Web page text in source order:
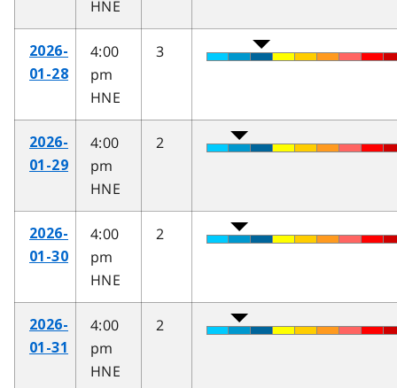
HNE
2026-
01-28
4:00
pm
HNE
3
2026-
01-29
4:00
pm
HNE
2
2026-
01-30
4:00
pm
HNE
2
2026-
01-31
4:00
pm
HNE
2